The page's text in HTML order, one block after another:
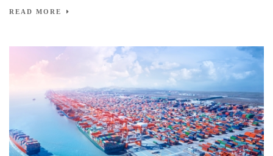
READ MORE